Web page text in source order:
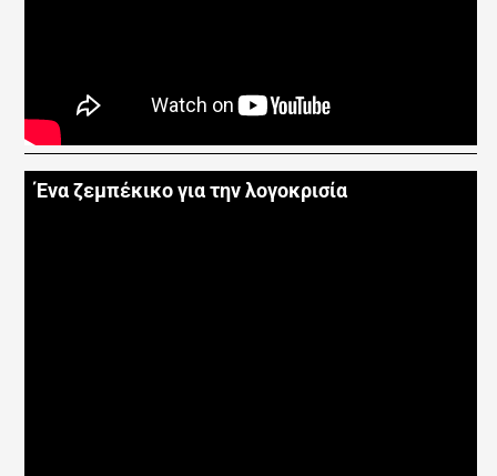
Ένα ζεμπέκικο για την λογοκρισία